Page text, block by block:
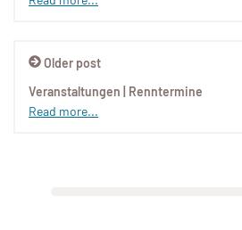
Older post
Veranstaltungen | Renntermine
Read more...